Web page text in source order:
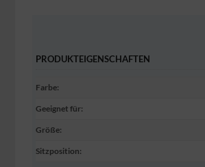
PRODUKTEIGENSCHAFTEN
Farbe:
Geeignet für:
Größe:
Sitzposition: